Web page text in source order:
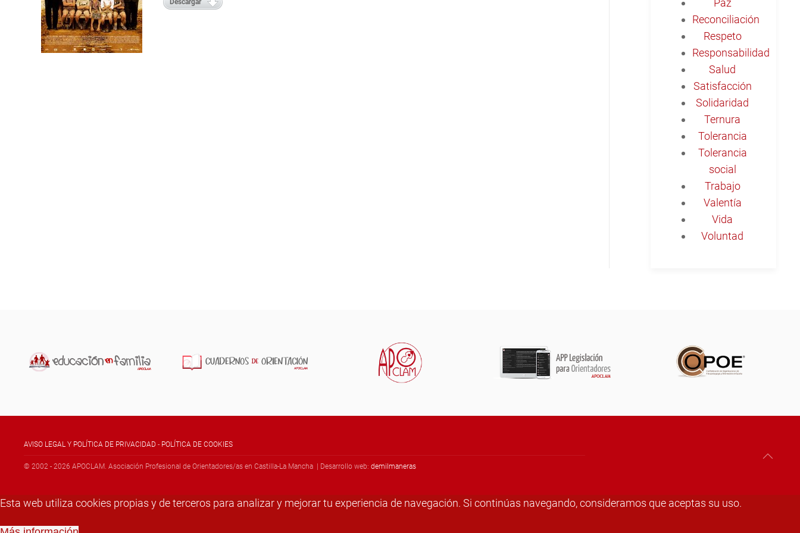
Descargar
Paz
Reconciliación
Respeto
Responsabilidad
Salud
Satisfacción
Solidaridad
Ternura
Tolerancia
Tolerancia
social
Trabajo
Valentía
Vida
Voluntad
AVISO LEGAL Y POLÍTICA DE PRIVACIDAD - POLÍTICA DE COOKIES
© 2002 - 2026 APOCLAM. Asociación Profesional de Orientadores/as en Castilla-La Mancha | Desarrollo web: demilmaneras
Esta web utiliza cookies propias y de terceros para analizar y mejorar tu experiencia de navegación. Si continúas navegando, consideramos que aceptas su uso.